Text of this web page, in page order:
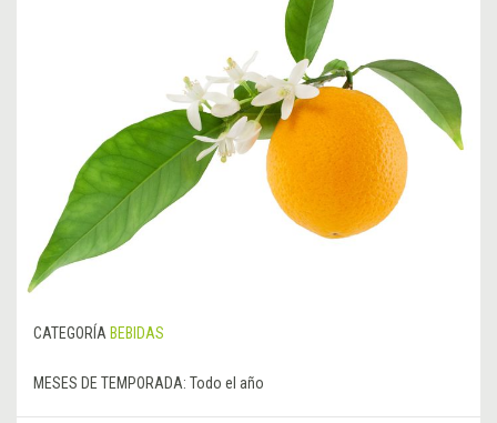
CATEGORÍA BEBIDAS
MESES DE TEMPORADA: Todo el año